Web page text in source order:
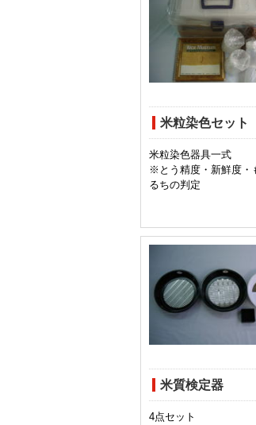
米粒染色セット
米粒染色器具一式
※とう精度・新鮮度・
るちの判定
米質検定器
4点セット